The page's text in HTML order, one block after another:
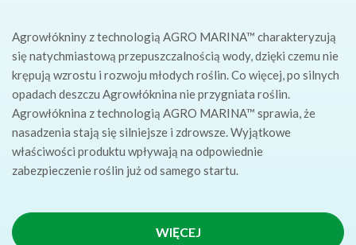
Agrowłókniny z technologią AGRO MARINA™ charakteryzują
się natychmiastową przepuszczalnością wody, dzięki czemu nie
krępują wzrostu i rozwoju młodych roślin. Co więcej, po silnych
opadach deszczu Agrowłóknina nie przygniata roślin.
Agrowłóknina z technologią AGRO MARINA™ sprawia, że
nasadzenia stają się silniejsze i zdrowsze. Wyjątkowe
właściwości produktu wpływają na odpowiednie
zabezpieczenie roślin już od samego startu.
WIĘCEJ